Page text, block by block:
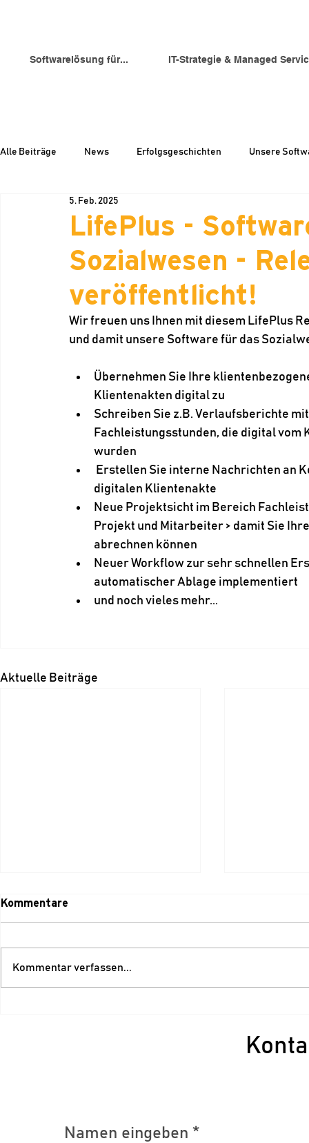
Softwarelösung für... IT-Strategie & Managed
Alle Beiträge News Erfolgsgeschichten Unsere
LifePlus -
Sozialwesen -
veröffentlicht!
5. Feb. 2025
Wir freuen uns Ihnen mit diesem LifePlus
und damit unsere Software für das
Übernehmen Sie Ihre
Klientenakten digital zu
Schreiben Sie z.B. Verlaufsberichte
Fachleistungsstunden, die digital
wurden
digitalen Klientenakte
Neue Projektsicht im Bereich
Projekt und Mitarbeiter > damit Sie
abrechnen können
Neuer Workflow zur sehr schnellen
automatischer Ablage implementiert
und noch vieles mehr...
Aktuelle Beiträge
zur
Arbeit
Kommentare
Kommentar verfassen...
Namen eingeben